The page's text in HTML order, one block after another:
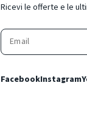
Ricevi le offerte e le
FacebookInstagram